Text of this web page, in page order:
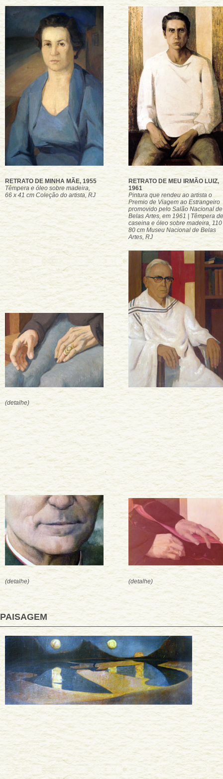
RETRATO DE MINHA MÃE, 1955
Têmpera e óleo sobre madeira,
66 x 41 cm Coleção do artista, RJ
RETRATO DE MEU IRMÃO LUIZ,
1961
Pintura que rendeu ao artista o
Premio de Viagem ao Estrangeiro
promovido pelo Salão Nacional de
Belas Artes, em 1961 | Têmpera de
caseina e óleo sobre madeira, 110
80 cm Museu Nacional de Belas
Artes, RJ
(detalhe)
(detalhe) (detalhe)
PAISAGEM